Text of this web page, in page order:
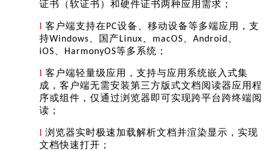
证书（软证书）和硬件证书两种应用需求；
l 客户端支持在PC设备、移动设备等多端应用，支
持Windows 、国产Linux macOS Android
iOS HarmonyOS等多系统；
l 客户端轻量级应用，支持与应用系统嵌入式集
成，客户端无需安装第三方版式文档阅读器应用程
序或组件，仅通过浏览器即可实现跨平台跨终端阅
读；
l 浏览器实时极速加载解析文档并渲染显示，实现
文档快速打开；